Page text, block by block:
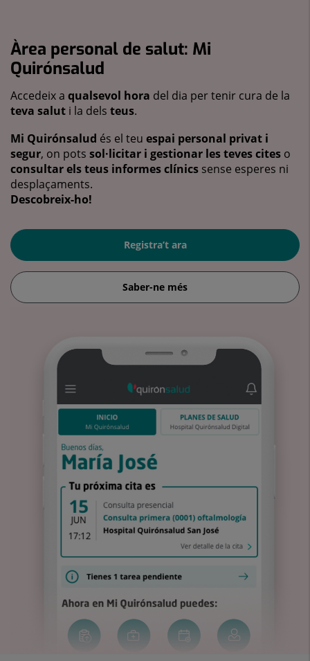
Àrea personal de salut: Mi
Quirónsalud
Accedeix a qualsevol hora del dia per tenir cura de la
teva salut i la dels teus.
Mi Quirónsalud és el teu espai personal privat i
segur, on pots sol·licitar i gestionar les teves cites o
consultar els teus informes clínics sense esperes ni
desplaçaments.
Descobreix-ho!
Registra’t ara
Saber-ne més